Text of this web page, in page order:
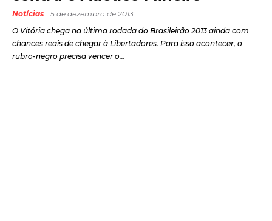
Notícias
5 de dezembro de 2013
O Vitória chega na última rodada do Brasileirão 2013 ainda com
chances reais de chegar à Libertadores. Para isso acontecer, o
rubro-negro precisa vencer o...